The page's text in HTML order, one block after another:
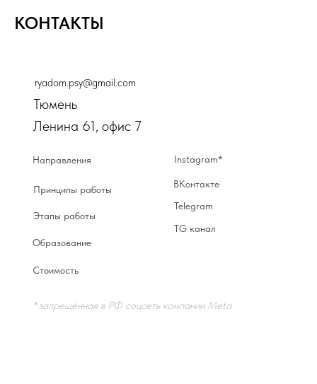
КОНТАКТЫ
ryadom.psy@gmail.com
*запрещённая в РФ соцсеть компании Meta
Тюмень
Ленина 61, офис 7
Стоимость
Instagram*
Направления
ВКонтакте
Принципы работы
Telegram
Этапы работы
Образование
TG канал